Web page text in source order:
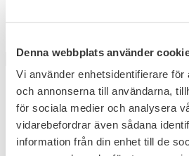
Denna webbplats använder
Vi använder enhetsidentifierare för
och annonserna till användarna,
för sociala medier och analysera
vidarebefordrar även sådana
information från din enhet till de
OUTGOING